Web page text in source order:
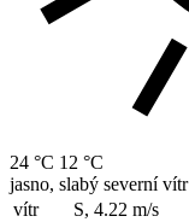
24 °C 12 °C
jasno, slabý severní vítr
vítr
S, 4.22 m/s